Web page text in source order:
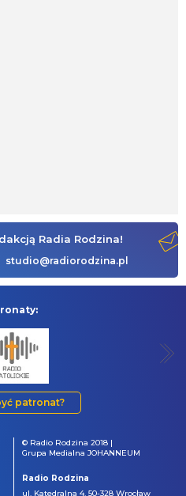
Radia Rodzina!
studio@radiorodzina.pl
patronat?
© Radio Rodzina 2018 |
Grupa Medialna JOHANNEUM
Radio Rodzina
ul. Katedralna 4, 50-328 Wrocław